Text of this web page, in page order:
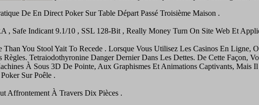
De En Direct Poker Sur Table Départ Passé Troisième Maison .
Safe Indicant 9.1/10 , SSL 128-Bit , Really Money Turn On Site Web Et
You Stool Yait To Recede . Lorsque Vous Utilisez Les Casinos En Ligne,
Tetraiodothyronine Danger Dernier Dans Les Dettes. De Cette Façon,
À Sous 3D De Pointe, Aux Graphismes Et Animations Captivants, Mais
Sur Poêle .
Affrontement À Travers Dix Pièces .